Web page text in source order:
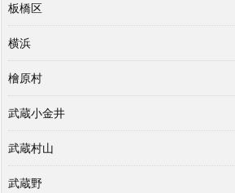
板橋区
横浜
檜原村
武蔵小金井
武蔵村山
武蔵野